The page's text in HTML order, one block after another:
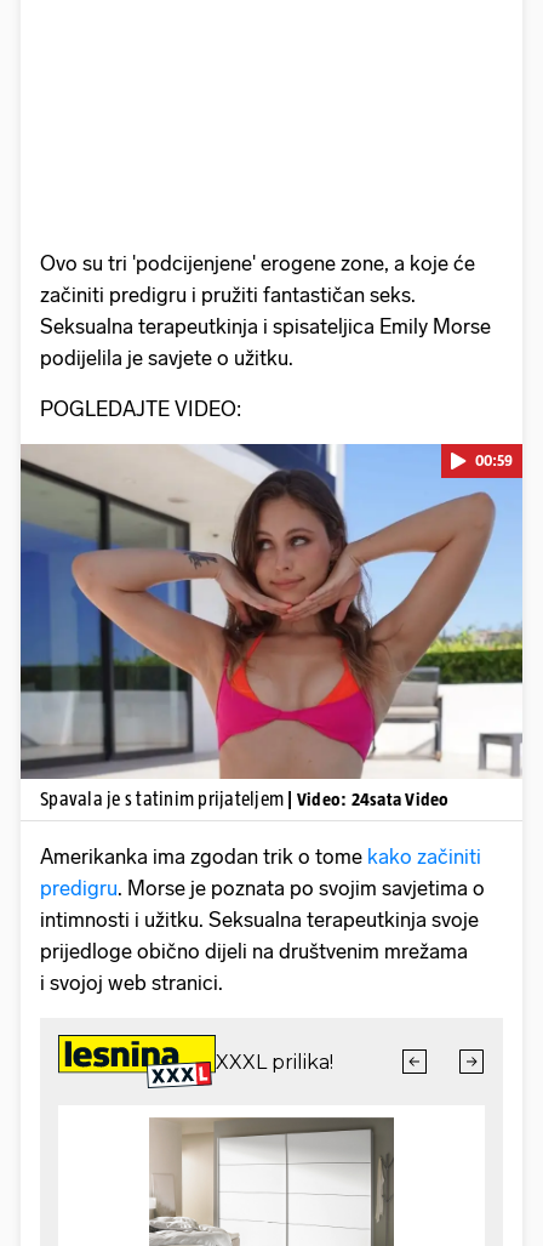
Ovo su tri 'podcijenjene' erogene zone, a koje će
začiniti predigru i pružiti fantastičan seks.
Seksualna terapeutkinja i spisateljica Emily Morse
podijelila je savjete o užitku.
POGLEDAJTE VIDEO:
Pokretanje videa...
00:59
Spavala je s tatinim prijateljem | Video: 24sata Video
Amerikanka ima zgodan trik o tome kako začiniti
predigru. Morse je poznata po svojim savjetima o
intimnosti i užitku. Seksualna terapeutkinja svoje
prijedloge obično dijeli na društvenim mrežama
i svojoj web stranici.